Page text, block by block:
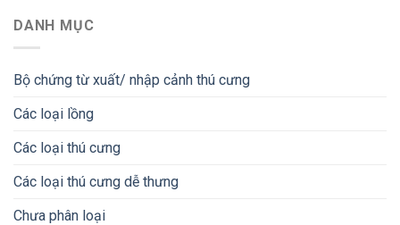
DANH MỤC
Bộ chứng từ xuất/ nhập cảnh thú cưng
Các loại lồng
Các loại thú cưng
Các loại thú cưng dễ thưng
Chưa phân loại